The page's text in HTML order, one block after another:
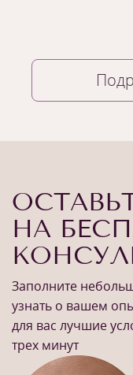
НА
Заполните
узнать о вашем
для вас лучшие
трех минут